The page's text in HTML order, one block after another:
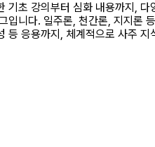
기초 강의부터 심화 내용까지, 다
입니다. 일주론, 천간론, 지지론 등
등 응용까지, 체계적으로 사주 지